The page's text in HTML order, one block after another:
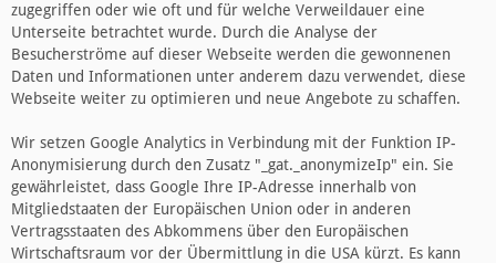
zugegriffen oder wie oft und für welche Verweildauer eine
Unterseite betrachtet wurde. Durch die Analyse der
Besucherströme auf dieser Webseite werden die gewonnenen
Daten und Informationen unter anderem dazu verwendet, diese
Webseite weiter zu optimieren und neue Angebote zu schaffen.
Wir setzen Google Analytics in Verbindung mit der Funktion IP-
Anonymisierung durch den Zusatz "_gat._anonymizeIp" ein. Sie
gewährleistet, dass Google Ihre IP-Adresse innerhalb von
Mitgliedstaaten der Europäischen Union oder in anderen
Vertragsstaaten des Abkommens über den Europäischen
Wirtschaftsraum vor der Übermittlung in die USA kürzt. Es kann